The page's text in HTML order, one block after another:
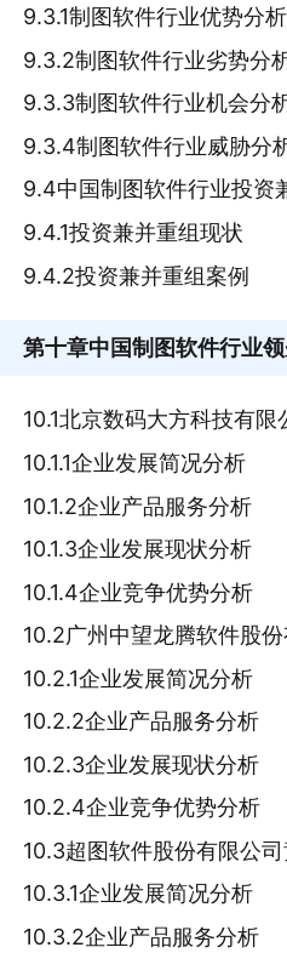
9.3.1制图软件行业优势分析
9.3.2制图软件行业劣势分
9.3.3制图软件行业机会分
9.3.4制图软件行业威胁分
9.4中国制图软件行业投资
9.4.1投资兼并重组现状
9.4.2投资兼并重组案例
第十章中国制图软件行业
10.1北京数码大方科技有
10.1.1企业发展简况分析
10.1.2企业产品服务分析
10.1.3企业发展现状分析
10.1.4企业竞争优势分析
10.2广州中望龙腾软件股
10.2.1企业发展简况分析
10.2.2企业产品服务分析
10.2.3企业发展现状分析
10.2.4企业竞争优势分析
10.3超图软件股份有限公
10.3.1企业发展简况分析
10.3.2企业产品服务分析